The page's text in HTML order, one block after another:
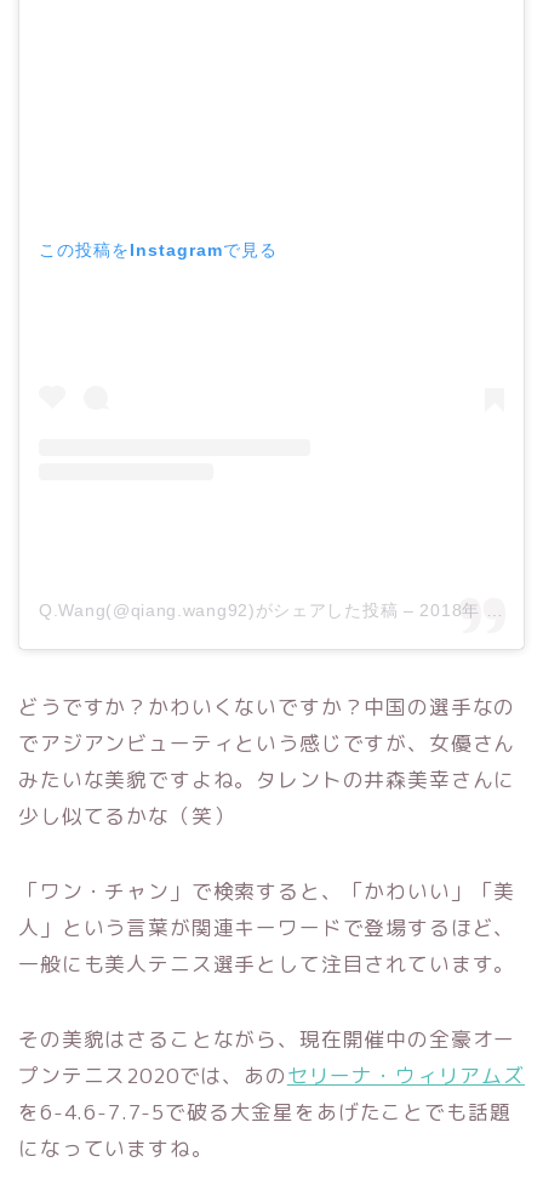
この投稿をInstagramで見る
Q.Wang(@qiang.wang92)がシェアした投稿 – 2018年 2月月15日午前1時40分PST
どうですか？かわいくないですか？中国の選手なの
でアジアンビューティという感じですが、女優さん
みたいな美貌ですよね。タレントの井森美幸さんに
少し似てるかな（笑）
「ワン・チャン」で検索すると、「かわいい」「美
人」という言葉が関連キーワードで登場するほど、
一般にも美人テニス選手として注目されています。
その美貌はさることながら、現在開催中の全豪オー
プンテニス2020では、あのセリーナ・ウィリアムズ
を6-4.6-7.7-5で破る大金星をあげたことでも話題
になっていますね。